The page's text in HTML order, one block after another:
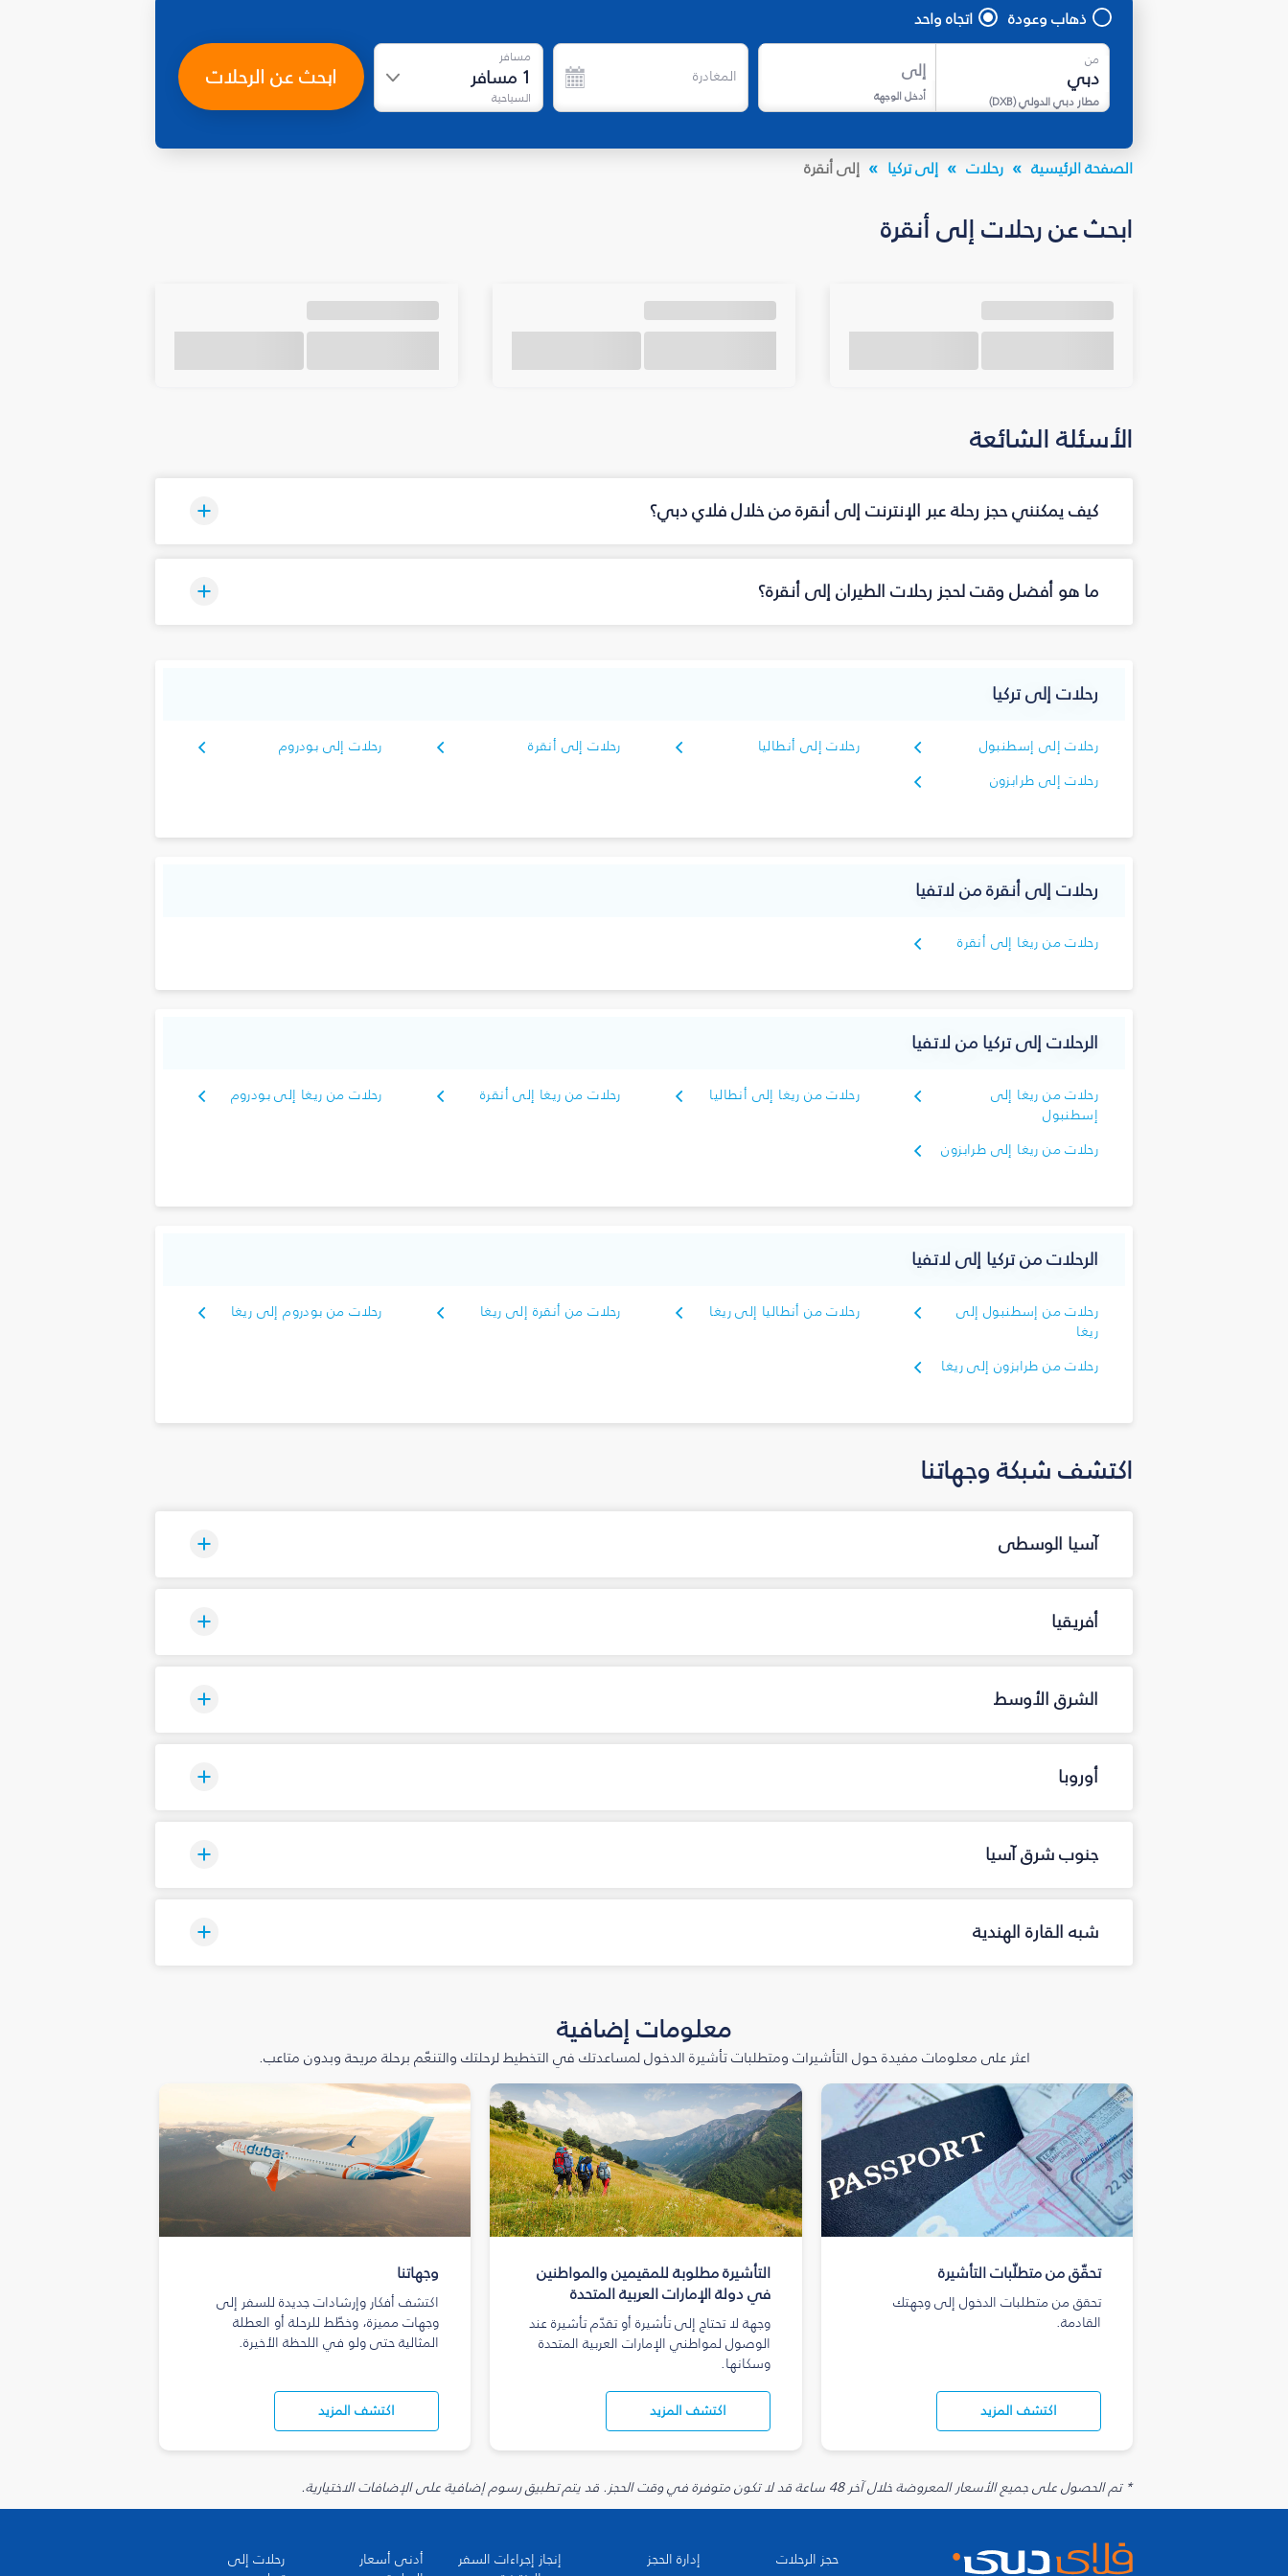
ذهاب وعودة اتجاه واحد
من
مطار دبي الدولي(
DXB
)
إلى
أدخل الوجهة
المغادرة
مسافر
1 مسافر
السياحية
ابحث عن الرحلات
الصفحة الرئيسية رحلات إلى تركيا إلى أنقرة
ابحث عن رحلات إلى أنقرة
الأسئلة الشائعة
كيف يمكنني حجز رحلة عبر الإنترنت إلى أنقرة من خلال فلاي دبي؟
ما هو أفضل وقت لحجز رحلات الطيران إلى أنقرة؟
رحلات إلى تركيا
رحلات إلى إسطنبول رحلات إلى أنطاليا رحلات إلى أنقرة
رحلات إلى بودروم
رحلات إلى طرابزون
رحلات إلى أنقرة من لاتفيا
رحلات من ريغا إلى أنقرة
الرحلات إلى تركيا من لاتفيا
رحلات من ريغا إلى
إسطنبول
رحلات من ريغا إلى أنطاليا رحلات من ريغا إلى أنقرة رحلات من ريغا إلى بودروم
رحلات من ريغا إلى طرابزون
الرحلات من تركيا إلى لاتفيا
رحلات من إسطنبول إلى
ريغا
رحلات من أنطاليا إلى ريغا رحلات من أنقرة إلى ريغا رحلات من بودروم إلى ريغا
رحلات من طرابزون إلى ريغا
اكتشف شبكة وجهاتنا
آسيا الوسطى
أفريقيا
الشرق الأوسط
أوروبا
جنوب شرق آسيا
شبه القارة الهندية
معلومات إضافية
اعثر على معلومات مفيدة حول التأشيرات ومتطلبات تأشيرة الدخول لمساعدتك في التخطيط لرحلتك والتنعّم برحلة مريحة وبدون متاعب.
تحقّق من متطلّبات التأشيرة
تحقق من متطلبات الدخول إلى وجهتك
القادمة.
اكتشف المزيد
التأشيرة مطلوبة للمقيمين والمواطنين
في دولة الإمارات العربية المتحدة
وجهة لا تحتاج إلى تأشيرة أو تقدّم تأشيرة عند
الوصول لمواطني الإمارات العربية المتحدة
وسكانها.
اكتشف المزيد
وجهاتنا
اكتشف أفكار وإرشادات جديدة للسفر إلى
وجهات مميزة، وخطّط للرحلة أو العطلة
المثالية حتى ولو في اللحظة الأخيرة.
اكتشف المزيد
* تم الحصول على جميع الأسعار المعروضة خلال آخر 48 ساعة قد لا تكون متوفرة في وقت الحجز. قد يتم تطبيق رسوم إضافية على الإضافات الاختيارية.
حجز الرحلات إدارة الحجز
إنجاز إجراءات السفر
أدنى أسعار
رحلات إلى